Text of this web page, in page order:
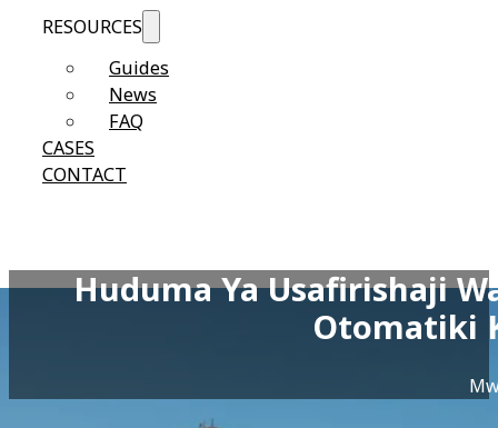
RESOURCES
Guides
News
FAQ
CASES
CONTACT
Huduma Ya Usafirishaji
Otomatiki